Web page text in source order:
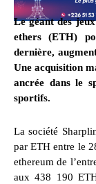
Le géant des
ethers (ETH)
dernière,
Une acquisition
ancrée dans le
sportifs.
La société
par ETH entre le
ethereum de
aux 438 190